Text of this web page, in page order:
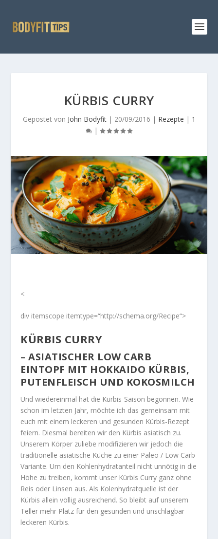
KÜRBIS CURRY
Gepostet von John Bodyfit| 20/09/2016 | Rezepte | 1
|
<
div itemscope itemtype=“http://schema.org/Recipe“>
KÜRBIS CURRY
– ASIATISCHER LOW CARB
EINTOPF MIT HOKKAIDO KÜRBIS,
PUTENFLEISCH UND KOKOSMILCH
Und wiedereinmal hat die Kürbis-Saison begonnen. Wie
schon im letzten Jahr, möchte ich das gemeinsam mit
euch mit einem leckeren und gesunden Kürbis-Rezept
feiern. Diesmal bereiten wir den Kürbis asiatisch zu.
Unserem Körper zuliebe modifizieren wir jedoch die
traditionelle asiatische Küche zu einer Paleo / Low Carb
Variante. Um den Kohlenhydratanteil nicht unnötig in die
Höhe zu treiben, kommt unser Kürbis Curry ganz ohne
Reis oder Linsen aus. Als Kolenhydratquelle ist der
Kürbis allein völlig ausreichend. So bleibt auf unserem
Teller mehr Platz für den gesunden und unschlagbar
leckeren Kürbis.